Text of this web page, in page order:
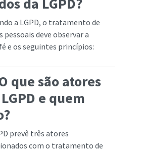
a LGPD, o tratamento de
pessoais deve observar a
e os seguintes princípios:
que são atores
e quem
prevê três atores
com o tratamento de